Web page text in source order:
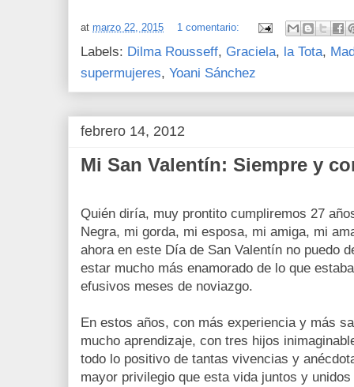
at marzo 22, 2015 1 comentario:
Labels: Dilma Rousseff, Graciela, la Tota,
supermujeres, Yoani Sánchez
febrero 14, 2012
Mi San Valentín: Siempre y
Quién diría, muy prontito cumpliremos 27
Negra, mi gorda, mi esposa, mi amiga, mi
ahora en este Día de San Valentín no puedo
estar mucho más enamorado de lo que
efusivos meses de noviazgo.
En estos años, con más experiencia y más
mucho aprendizaje, con tres hijos
todo lo positivo de tantas vivencias y
mayor privilegio que esta vida juntos y